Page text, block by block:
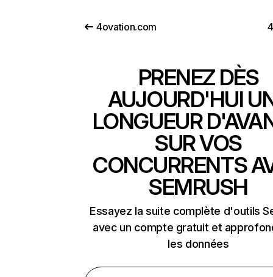
4ovation.com
PRENEZ DÈS
AUJOURD'HUI
LONGUEUR
SUR VOS
CONCURRENTS
SEMRUSH
Essayez la suite complète d'outils
avec un compte gratuit et
les données